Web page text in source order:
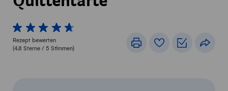
1 von 5 Sterne
2 von 5 Sterne
3 von 5 Sterne
4 von 5 Sterne
5 von 5 Sterne
Rezept bewerten
(4.8 Sterne / 5 Stimmen)
DruckenRezeptbuch